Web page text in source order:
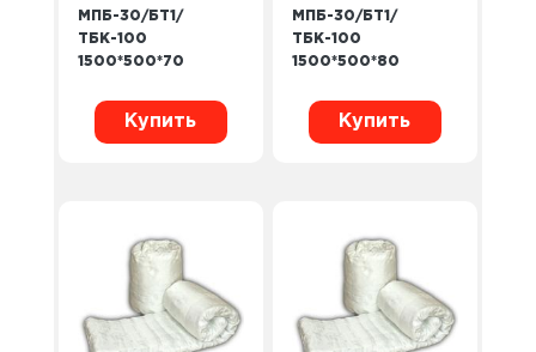
МПБ-30/БТ1/
ТБК-100
1500*500*70
Купить
МПБ-30/БТ1/
ТБК-100
1500*500*80
Купить